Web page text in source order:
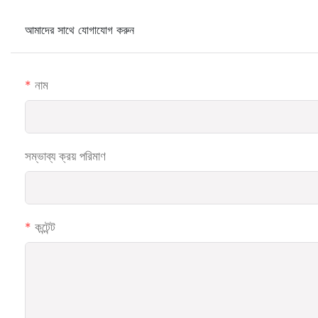
আমাদের সাথে যোগাযোগ করুন
নাম
সম্ভাব্য ক্রয় পরিমাণ
কন্টেন্ট